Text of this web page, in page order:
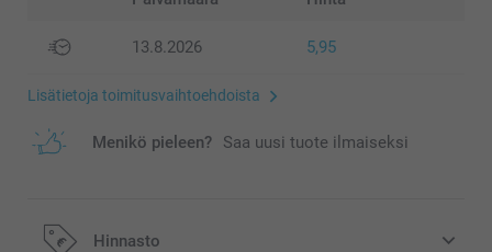
13.8.2026 5,95
Lisätietoja toimitusvaihtoehdoista
Menikö pieleen? Saa uusi tuote ilmaiseksi
Hinnasto